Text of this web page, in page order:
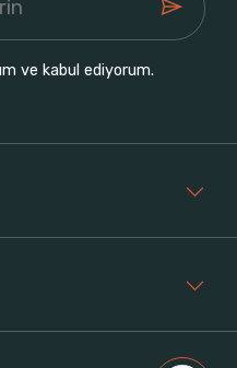
ve kabul ediyorum.